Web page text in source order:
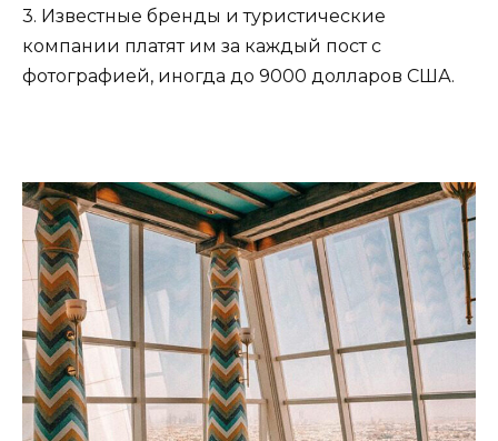
3. Известные бренды и туристические
компании платят им за каждый пост с
фотографией, иногда до 9000 долларов США.